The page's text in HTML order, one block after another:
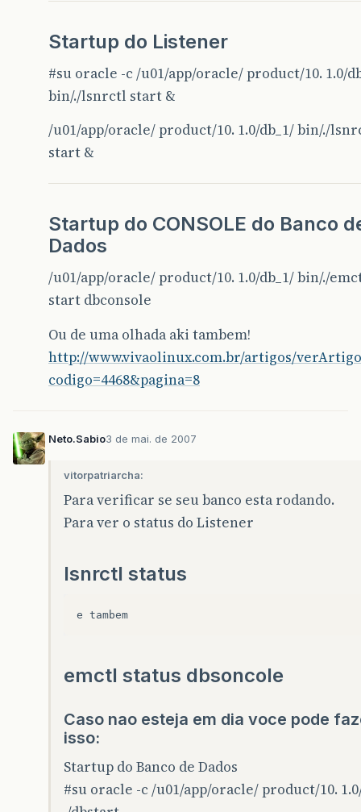
Startup do Listener
#su oracle -c /u01/app/oracle/ product/10. 1.0/
bin/./lsnrctl start &
/u01/app/oracle/ product/10. 1.0/db_1/ bin/./
start &
Startup do CONSOLE do Banco
Dados
/u01/app/oracle/ product/10. 1.0/db_1/ bin/./
start dbconsole
Ou de uma olhada aki tambem!
http://www.vivaolinux.com.br/artigos/
codigo=4468&pagina=8
Neto.Sabio3 de mai. de 2007
vitorpatriarcha:
Para verificar se seu banco esta rodando.
Para ver o status do Listener
lsnrctl status
e tambem
emctl status dbsoncole
Caso nao esteja em dia voce pode
isso:
Startup do Banco de Dados
#su oracle -c /u01/app/oracle/ product/10.